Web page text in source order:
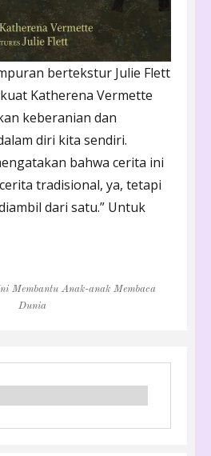
bertekstur Julie Flett
Katherena Vermette
keberanian dan
diri kita sendiri.
bahwa cerita ini
tradisional, ya, tetapi
dari satu.” Untuk
Membantu Anak-anak Membaca
Dunia